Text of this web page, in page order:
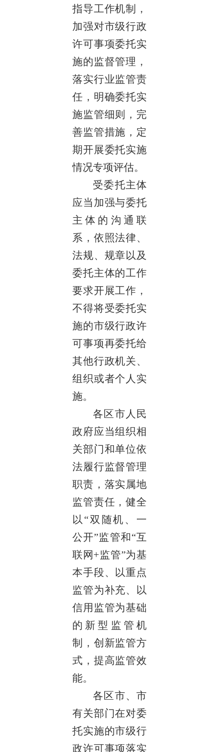
指导工作机制，
加强对市级行政
许可事项委托实
施的监督管理，
落实行业监管责
任，明确委托实
施监管细则，完
善监管措施，定
期开展委托实施
情况专项评估。
受委托主体
应当加强与委托
主体的沟通联
系，依照法律、
法规、规章以及
委托主体的工作
要求开展工作，
不得将受委托实
施的市级行政许
可事项再委托给
其他行政机关、
组织或者个人实
施。
各区市人民
政府应当组织相
关部门和单位依
法履行监督管理
职责，落实属地
监管责任，健全
以“双随机、一
公开”监管和“互
联网+监管”为基
本手段、以重点
监管为补充、以
信用监管为基础
的新型监管机
制，创新监管方
式，提高监管效
能。
各区市、市
有关部门在对委
托实施的市级行
政许可事项落实